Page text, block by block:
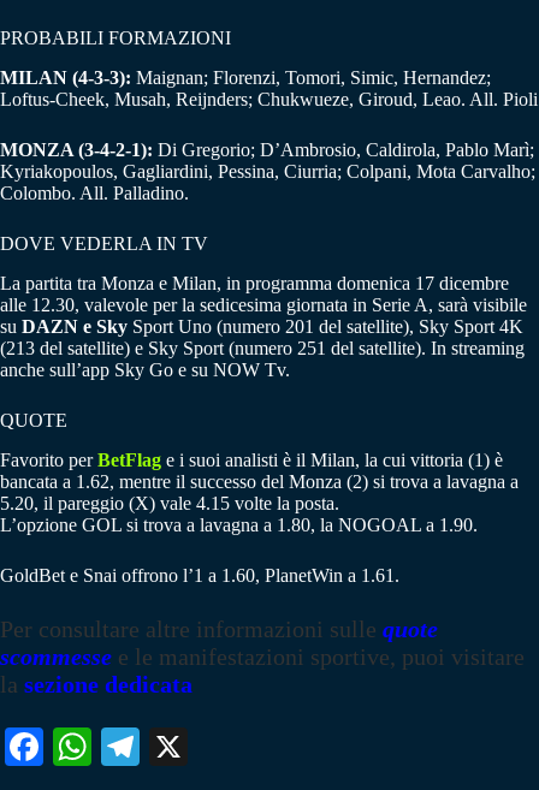
PROBABILI FORMAZIONI
MILAN (4-3-3): Maignan; Florenzi, Tomori, Simic, Hernandez;
Loftus-Cheek, Musah, Reijnders; Chukwueze, Giroud, Leao. All. Pioli
MONZA (3-4-2-1): Di Gregorio; D’Ambrosio, Caldirola, Pablo Marì;
Kyriakopoulos, Gagliardini, Pessina, Ciurria; Colpani, Mota Carvalho;
Colombo. All. Palladino.
DOVE VEDERLA IN TV
La partita tra Monza e Milan, in programma domenica 17 dicembre
alle 12.30, valevole per la sedicesima giornata in Serie A, sarà visibile
su DAZN e Sky Sport Uno (numero 201 del satellite), Sky Sport 4K
(213 del satellite) e Sky Sport (numero 251 del satellite). In streaming
anche sull’app Sky Go e su NOW Tv.
QUOTE
Favorito perBetFlag e i suoi analisti è il Milan, la cui vittoria (1) è
bancata a 1.62, mentre il successo del Monza (2) si trova a lavagna a
5.20, il pareggio (X) vale 4.15 volte la posta.
L’opzione GOL si trova a lavagna a 1.80, la NOGOAL a 1.90.
GoldBet e Snai offrono l’1 a 1.60, PlanetWin a 1.61.
Per consultare altre informazioni sulle quote
scommesse e le manifestazioni sportive, puoi visitare
la sezione dedicata
Fa W
Te